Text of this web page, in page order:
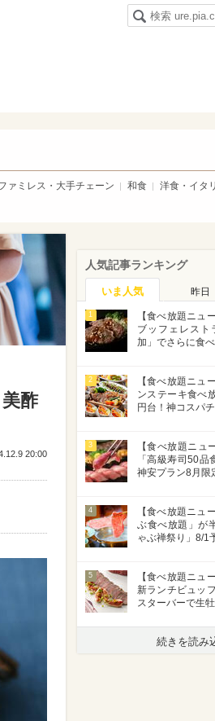
ァミレス・大手チェーン 和食
洋食・イタ
酢
20:00
人気記事ランキング
いま人気 昨日
1
【食べ放題ニュ
ブッフェレスト
加」でさらに食
2
【食べ放題ニュ
ンステーキ食べ
円台！神コスパ
3
【食べ放題ニュ
「高級寿司50品
神安プラン8月限
4
【食べ放題ニュ
ぶ食べ放題」が
ゃぶ禅祭り」8/1
5
【食べ放題ニュ
新ランチビュッ
スターバーで生
続きを読み